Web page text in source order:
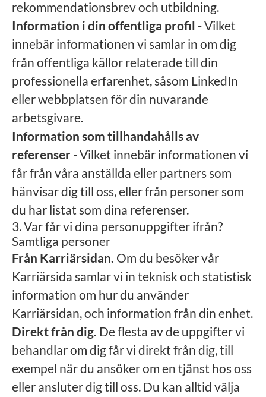
rekommendationsbrev och utbildning.
Information i din offentliga profil - Vilket
innebär informationen vi samlar in om dig
från offentliga källor relaterade till din
professionella erfarenhet, såsom LinkedIn
eller webbplatsen för din nuvarande
arbetsgivare.
Information som tillhandahålls av
referenser - Vilket innebär informationen vi
får från våra anställda eller partners som
hänvisar dig till oss, eller från personer som
du har listat som dina referenser.
3. Var får vi dina personuppgifter ifrån?
Samtliga personer
Från Karriärsidan. Om du besöker vår
Karriärsida samlar vi in teknisk och statistisk
information om hur du använder
Karriärsidan, och information från din enhet.
Direkt från dig. De flesta av de uppgifter vi
behandlar om dig får vi direkt från dig, till
exempel när du ansöker om en tjänst hos oss
eller ansluter dig till oss. Du kan alltid välja